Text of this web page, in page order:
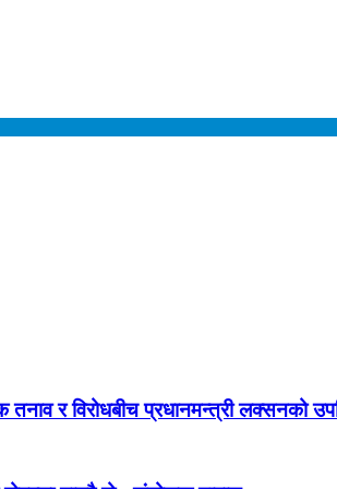
तनाव र विरोधबीच प्रधानमन्त्री लक्सनको